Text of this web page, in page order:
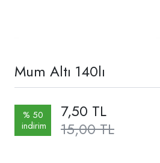
Mum Altı 140lı
% 50
indirim
15,00 TL
7,50 TL